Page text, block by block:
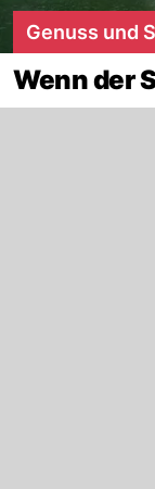
Genuss und
Wenn der